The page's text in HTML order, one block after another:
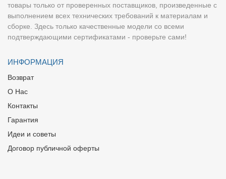
товары только от проверенных поставщиков, произведенные с
выполнением всех технических требований к материалам и
сборке. Здесь только качественные модели со всеми
подтверждающими сертификатами - проверьте сами!
ИНФОРМАЦИЯ
Возврат
О Нас
Контакты
Гарантия
Идеи и советы
Договор публичной оферты